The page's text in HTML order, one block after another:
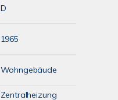
D
1965
Wohngebäude
Zentralheizung